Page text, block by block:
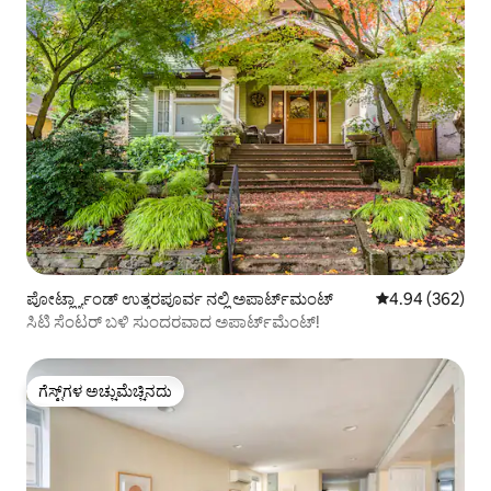
ಪೋರ್ಟ್ಲ್ಯಾಂಡ್ ಉತ್ತರಪೂರ್ವ ನಲ್ಲಿ ಅಪಾರ್ಟ್‌ಮಂಟ್ 5 ರಲ್ಲಿ 4.94
4.94 (362)
ಸಿಟಿ ಸೆಂಟರ್ ಬಳಿ ಸುಂದರವಾದ ಅಪಾರ್ಟ್‌ಮೆಂಟ್!
ಗೆಸ್ಟ್‌ಗಳ ಅಚ್ಚುಮೆಚ್ಚಿನದು
ಗೆಸ್ಟ್‌ಗಳ ಅಚ್ಚುಮೆಚ್ಚಿನದು